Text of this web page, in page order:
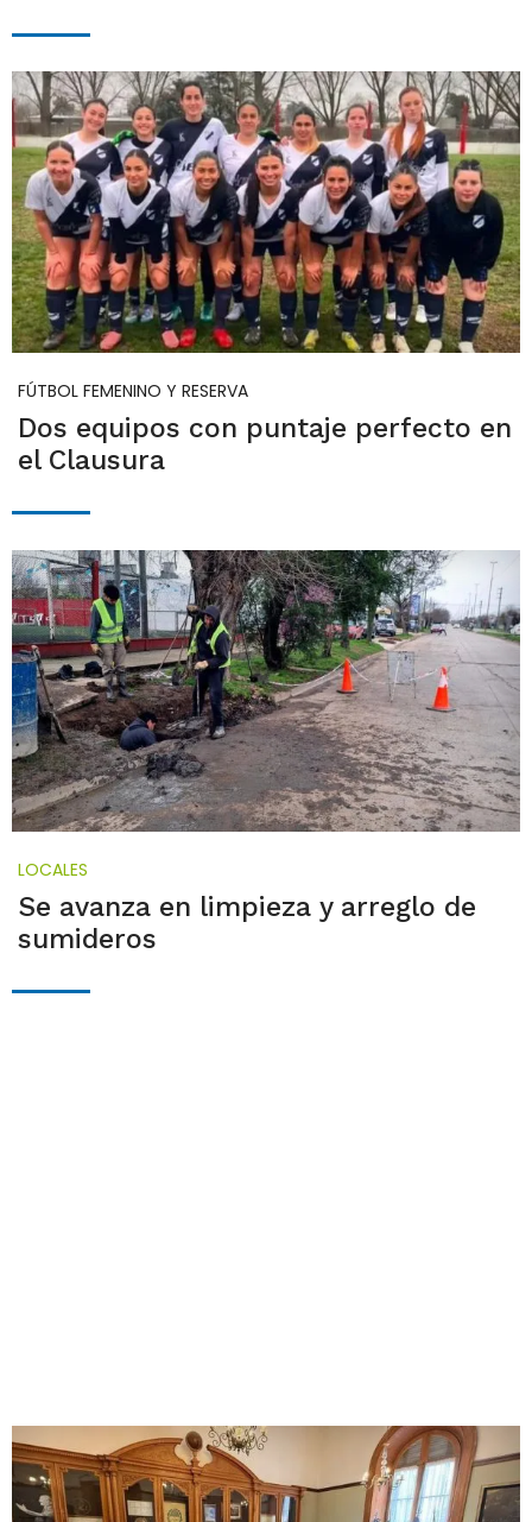
FÚTBOL FEMENINO Y RESERVA
Dos equipos con puntaje perfecto en
el Clausura
LOCALES
Se avanza en limpieza y arreglo de
sumideros